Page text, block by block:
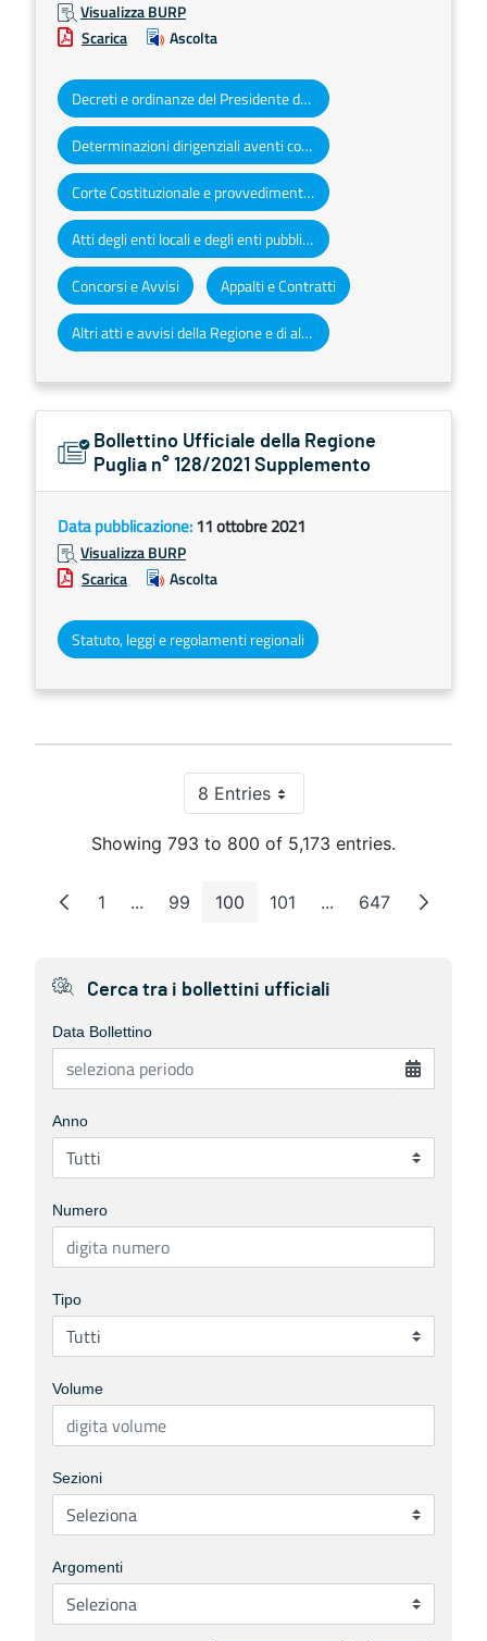
Visualizza BURP
Scarica
Ascolta
Decreti e ordinanze del Presidente della Giunta regionale
Determinazioni dirigenziali aventi contenuto di interesse generale
Corte Costituzionale e provvedimenti organi giurisdizionali
Atti degli enti locali e degli enti pubblici e privati
Concorsi e Avvisi Appalti e Contratti
Altri atti e avvisi della Regione e di altri enti pubblici che interessano la collettività regionale
Bollettino Ufficiale della Regione
Puglia n° 128/2021 Supplemento
Data pubblicazione:11 ottobre 2021
Visualizza BURP
Scarica
Ascolta
Statuto, leggi e regolamenti regionali
8 EntriesPer Page
Showing 793 to 800 of 5,173 entries.
Page
1 ...Intermediate Pages
Page
99 Page
100 Page
101 ...Intermediate Pages
Page
647
Cerca tra i bollettini ufficiali
Data Bollettino
Anno
Numero
Tipo
Volume
Sezioni
Argomenti